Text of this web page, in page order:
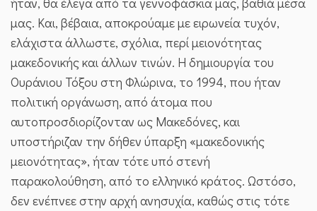
μας. Και, βέβαια, αποκρούαμε με ειρωνεία τυχόν,
ελάχιστα άλλωστε, σχόλια, περί μειονότητας
μακεδονικής και άλλων τινών. Η δημιουργία του
Ουράνιου Τόξου στη Φλώρινα, το 1994, που ήταν
πολιτική οργάνωση, από άτομα που
αυτοπροσδιορίζονταν ως Μακεδόνες, και
υποστήριζαν την δήθεν ύπαρξη «μακεδονικής
μειονότητας», ήταν τότε υπό στενή
παρακολούθηση, από το ελληνικό κράτος. Ωστόσο,
δεν ενέπνεε στην αρχή ανησυχία, καθώς στις τότε